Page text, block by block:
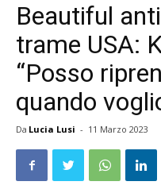
Beautiful
trame USA:
“Posso
quando
Da Lucia Lusi - 11 Marzo 2023